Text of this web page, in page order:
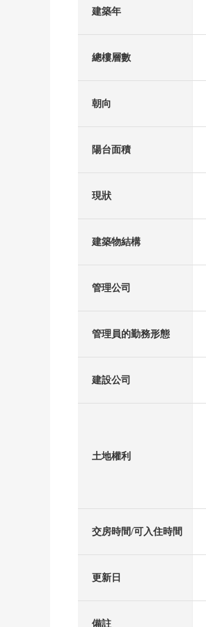
建築年
總樓層數
朝向
陽台面積
現狀
建築物結構
管理公司
管理員的勤務形態
建設公司
土地權利
交房時間/可入住時間
更新日
備註